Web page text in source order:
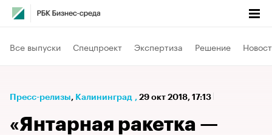
Все выпуски Спецпроект Экспертиза Решение
Пресс-релизы⁠, Калининград , 29 окт 2018, 17:13
«Янтарная ракетка —